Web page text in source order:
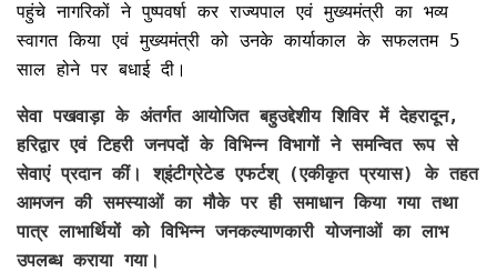
पहुंचे नागरिकों ने पुष्पवर्षा कर राज्यपाल एवं मुख्यमंत्री का भव्य
स्वागत किया एवं मुख्यमंत्री को उनके कार्याकाल के सफलतम 5
साल होने पर बधाई दी।
सेवा पखवाड़ा के अंतर्गत आयोजित बहुउद्देशीय शिविर में देहरादून,
हरिद्वार एवं टिहरी जनपदों के विभिन्न विभागों ने समन्वित रूप से
सेवाएं प्रदान कीं। श्इंटीग्रेटेड एफर्टश् (एकीकृत प्रयास) के तहत
आमजन की समस्याओं का मौके पर ही समाधान किया गया तथा
पात्र लाभार्थियों को विभिन्न जनकल्याणकारी योजनाओं का लाभ
उपलब्ध कराया गया।